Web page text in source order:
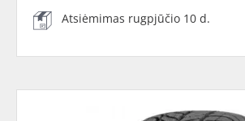
Atsiėmimas rugpjūčio 10 d.